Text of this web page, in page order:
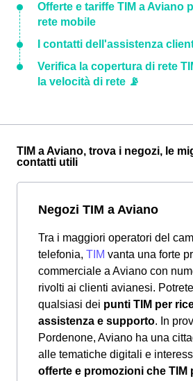
Offerte e tariffe TIM a Aviano
rete mobile
I contatti dell'assistenza
Verifica la copertura di rete
la velocità di rete 📡
TIM a Aviano, trova i negozi, le
contatti utili
Negozi TIM a Aviano
Tra i maggiori operatori del
telefonia, TIM vanta una forte
commerciale a Aviano con
rivolti ai clienti avianesi.
qualsiasi dei punti TIM per
assistenza e supporto. In
Pordenone, Aviano ha una
alle tematiche digitali e
offerte e promozioni che TIM